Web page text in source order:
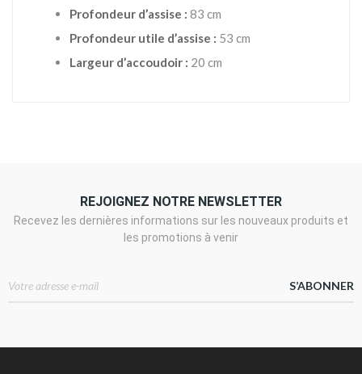
Profondeur d’assise : 83 cm
Profondeur utile d’assise : 53 cm
Largeur d’accoudoir : 20 cm
REJOIGNEZ NOTRE NEWSLETTER
Recevez les dernières informations sur les nouveaux produits et
les promotions à venir
S’ABONNER